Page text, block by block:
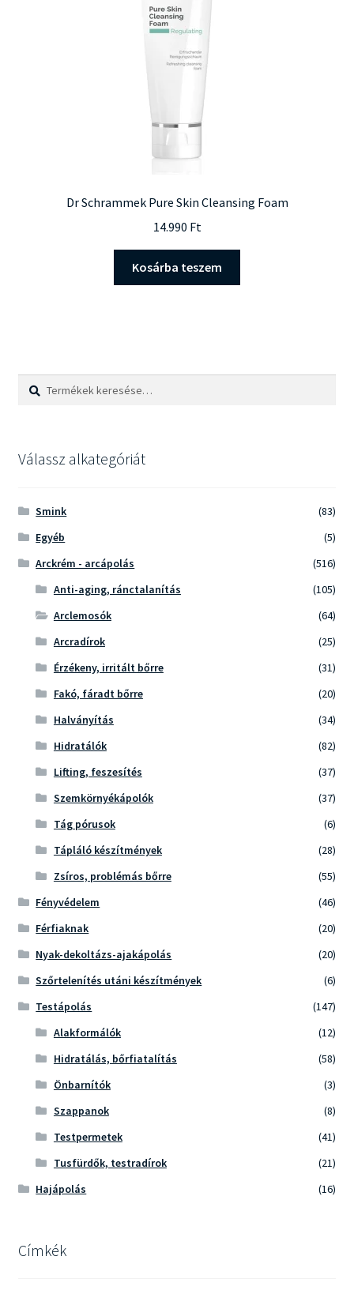
Dr Schrammek Pure Skin Cleansing Foam
14.990 Ft
Kosárba teszem
Keresés
Keresés
Válassz alkategóriát
Smink
(83)
Egyéb
(5)
Arckrém - arcápolás
(516)
Anti-aging, ránctalanítás
(105)
Arclemosók
(64)
Arcradírok
(25)
Érzékeny, irritált bőrre
(31)
Fakó, fáradt bőrre
(20)
Halványítás
(34)
Hidratálók
(82)
Lifting, feszesítés
(37)
Szemkörnyékápolók
(37)
Tág pórusok
(6)
Tápláló készítmények
(28)
Zsíros, problémás bőrre
(55)
Fényvédelem
(46)
Férfiaknak
(20)
Nyak-dekoltázs-ajakápolás
(20)
Szőrtelenítés utáni készítmények
(6)
Testápolás
(147)
Alakformálók
(12)
Hidratálás, bőrfiatalítás
(58)
Önbarnítók
(3)
Szappanok
(8)
Testpermetek
(41)
Tusfürdők, testradírok
(21)
Hajápolás
(16)
Címkék